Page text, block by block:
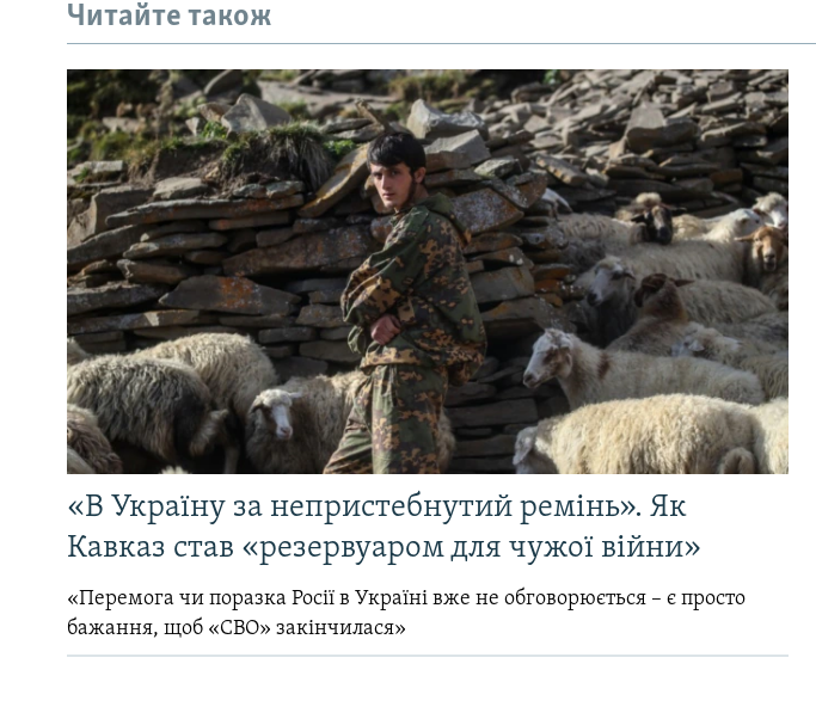
Читайте також
«В Україну за непристебнутий ремінь». Як
Кавказ став «резервуаром для чужої війни»
«Перемога чи поразка Росії в Україні вже не обговорюється – є просто
бажання, щоб «СВО» закінчилася»